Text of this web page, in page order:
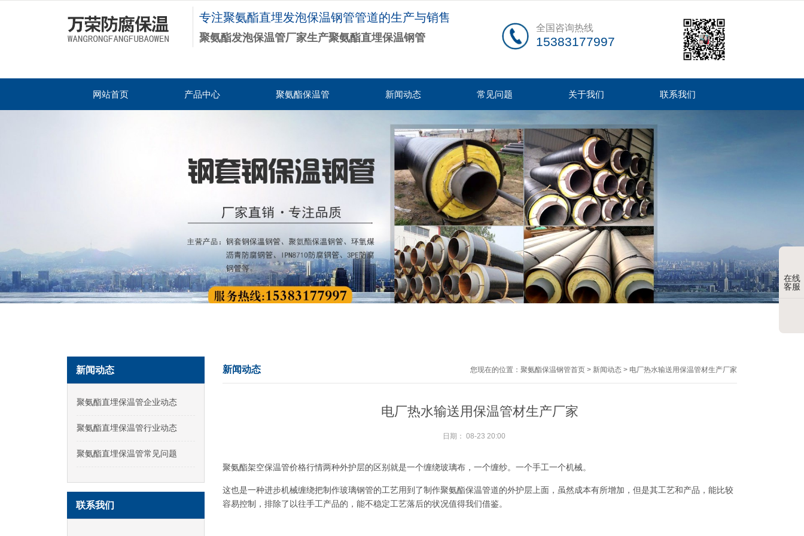
专注聚氨酯直埋发泡保温钢管管道的生产与销售
聚氨酯发泡保温管厂家生产聚氨酯直埋保温钢管
全国咨询热线
15383177997
网站首页 产品中心 聚氨酯保温管 新闻动态 常见问题 关于我们 联系我们
您现在的位置： 聚氨酯保温钢管首页 > 新闻动态 > 电厂热水输送用保温管材生产厂家
新闻动态
电厂热水输送用保温管材生产厂家
日期： 08-23 20:00
聚氨酯架空保温管价格行情两种外护层的区别就是一个缠绕玻璃布，一个缠纱。一个手工一个机械。
这也是一种进步机械缠绕把制作玻璃钢管的工艺用到了制作聚氨酯保温管道的外护层上面，虽然成本有所增加，但是其工艺和产品，能比较
容易控制，排除了以往手工产品的，能不稳定工艺落后的状况值得我们借鉴。
新闻动态
聚氨酯直埋保温管企业动态
聚氨酯直埋保温管行业动态
聚氨酯直埋保温管常见问题
联系我们
在线
客服